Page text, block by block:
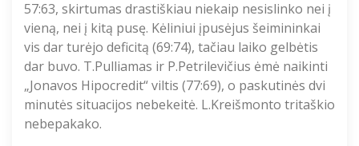
57:63, skirtumas drastiškiau niekaip nesislinko nei į
vieną, nei į kitą pusę. Kėliniui įpusėjus šeimininkai
vis dar turėjo deficitą (69:74), tačiau laiko gelbėtis
dar buvo. T.Pulliamas ir P.Petrilevičius ėmė naikinti
„Jonavos Hipocredit“ viltis (77:69), o paskutinės dvi
minutės situacijos nebekeitė. L.Kreišmonto tritaškio
nebepakako.